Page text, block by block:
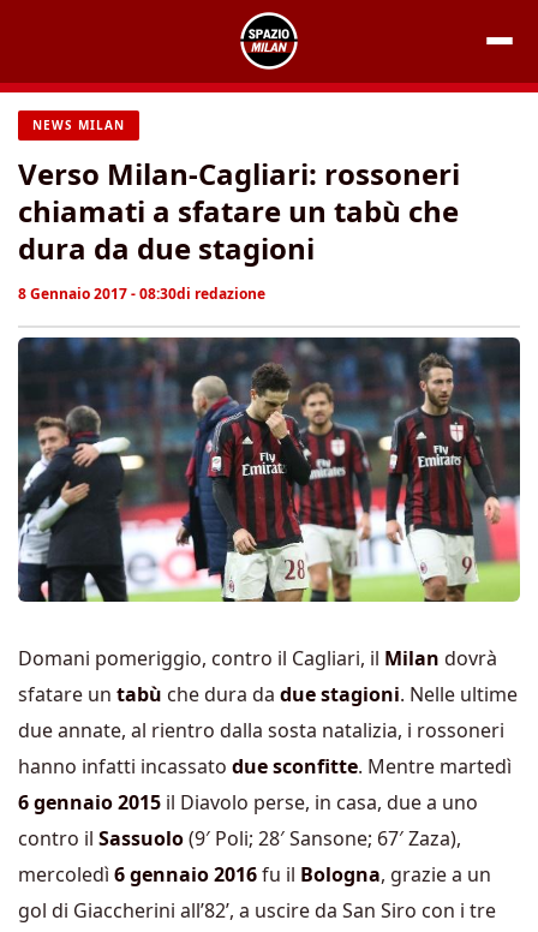
contenuto
NEWS MILAN
Verso Milan-Cagliari: rossoneri
chiamati a sfatare un tabù che
dura da due stagioni
8 Gennaio 2017 - 08:30di redazione
Domani pomeriggio, contro il Cagliari, il Milan dovrà
sfatare un tabù che dura da due stagioni. Nelle ultime
due annate, al rientro dalla sosta natalizia, i rossoneri
hanno infatti incassato due sconfitte. Mentre martedì
6 gennaio 2015 il Diavolo perse, in casa, due a uno
contro il Sassuolo(9′ Poli; 28′ Sansone; 67′ Zaza),
mercoledì 6 gennaio 2016fu il Bologna, grazie a un
gol di Giaccherini all’82’, a uscire da San Siro con i tre